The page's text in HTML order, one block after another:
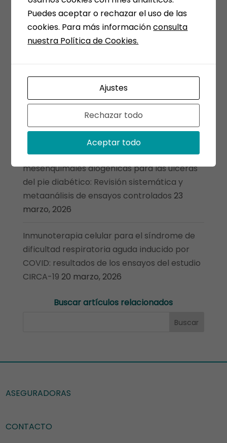
Ensayo PRIME-HFrEF: un régimen
aleatorizado, doble ciego y de dosis múltiples
de células madre mesenquimales derivadas
del cordón umbilical para la insuficiencia
cardíaca27 marzo, 2026
Curación completa tras terapia con
exosomas derivados de células madre
mesenquimales umbilicales para una fístula
anal compleja26 marzo, 2026
Terapias basadas en células estromales
mesenquimales alogénicas para las úlceras
del pie diabético: Revisión sistemática y
metaanálisis de ensayos controlados 23
marzo, 2026
Inmunoterapia celular para el síndrome de
dificultad respiratoria aguda inducido por
COVID: resultados de los ensayos del estudio
CIRCA-19 20 marzo, 2026
Buscar artículos relacionados
ASEGURADORAS
CONTACTO
Puedes aceptar o rechazar el uso de las
cookies. Para más informaciónconsulta
nuestra Política de Cookies.
Ajustes
Rechazar todo
Aceptar todo